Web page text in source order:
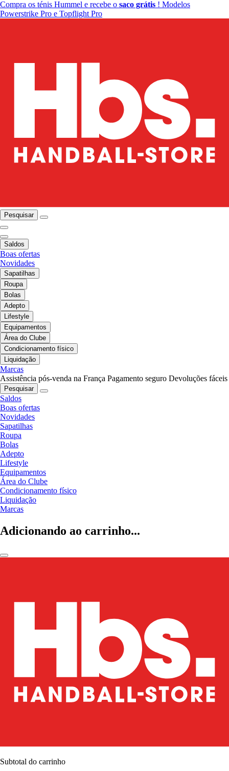
Compra os ténis Hummel e recebe o saco grátis ! Modelos
Powerstrike Pro e Topflight Pro
Pesquisar
Saldos
Boas ofertas
Novidades
Sapatilhas
Roupa
Bolas
Adepto
Lifestyle
Equipamentos
Área do Clube
Condicionamento físico
Liquidação
Marcas
Assistência pós-venda na França Pagamento seguro Devoluções fáceis
Pesquisar
Saldos
Boas ofertas
Novidades
Sapatilhas
Roupa
Bolas
Adepto
Lifestyle
Equipamentos
Área do Clube
Condicionamento físico
Liquidação
Marcas
Adicionando ao carrinho...
Subtotal do carrinho